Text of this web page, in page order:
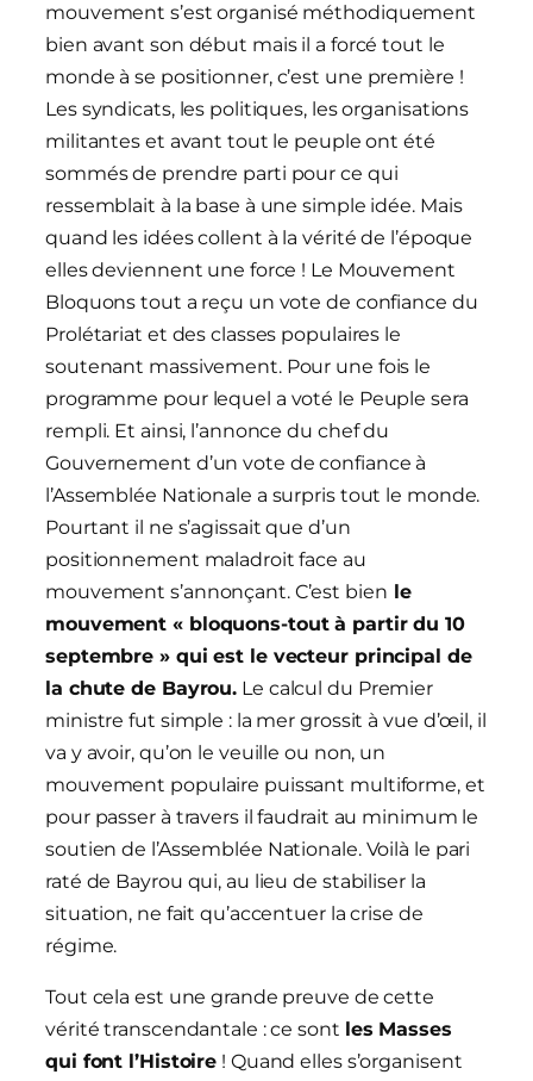
mouvement s’est organisé méthodiquement
bien avant son début mais il a forcé tout le
monde à se positionner, c’est une première !
Les syndicats, les politiques, les organisations
militantes et avant tout le peuple ont été
sommés de prendre parti pour ce qui
ressemblait à la base à une simple idée. Mais
quand les idées collent à la vérité de l’époque
elles deviennent une force ! Le Mouvement
Bloquons tout a reçu un vote de confiance du
Prolétariat et des classes populaires le
soutenant massivement. Pour une fois le
programme pour lequel a voté le Peuple sera
rempli. Et ainsi, l’annonce du chef du
Gouvernement d’un vote de confiance à
l’Assemblée Nationale a surpris tout le monde.
Pourtant il ne s’agissait que d’un
positionnement maladroit face au
mouvement s’annonçant. C’est bien le
mouvement « bloquons-tout à partir du 10
septembre » qui est le vecteur principal de
la chute de Bayrou. Le calcul du Premier
ministre fut simple : la mer grossit à vue d’œil, il
va y avoir, qu’on le veuille ou non, un
mouvement populaire puissant multiforme, et
pour passer à travers il faudrait au minimum le
soutien de l’Assemblée Nationale. Voilà le pari
raté de Bayrou qui, au lieu de stabiliser la
situation, ne fait qu’accentuer la crise de
régime.
Tout cela est une grande preuve de cette
vérité transcendantale : ce sont les Masses
qui font l’Histoire ! Quand elles s’organisent